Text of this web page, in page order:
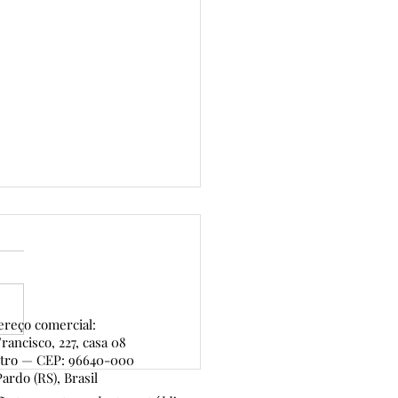
da Casa — conheça o
capítulo dos eventos
comercial:
227, casa 08
— CEP: 96640-000
(RS), Brasil